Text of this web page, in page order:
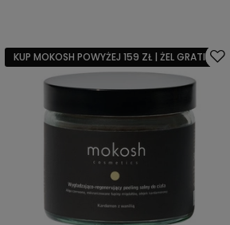
KUP MOKOSH POWYŻEJ 159 ZŁ | ŻEL GRATIS